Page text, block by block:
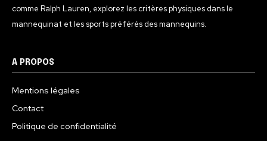
comme Ralph Lauren, explorez les critères physiques dans le
mannequinat et les sports préférés des mannequins.
A PROPOS
Mentions légales
Contact
Politique de confidentialité